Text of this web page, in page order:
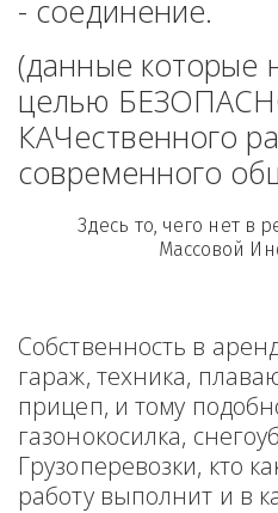
- соединение.
(данные которые
целью
КАЧественного
современного
Здесь то, чего нет в
Массовой
Собственность в
гараж, техника,
прицеп, и тому
газонокосилка,
Грузоперевозки, кто
работу выполнит и в